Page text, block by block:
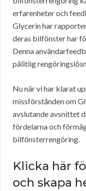
erfarenheter och
Glycerin har
deras bilfönster har
Denna
pålitlig
Nu när vi har klarat
missförstånden om
avslutande avsnittet
fördelarna och
bilfönsterrengöring.
Klicka här
och skapa